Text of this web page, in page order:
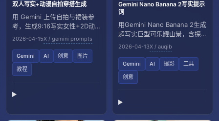
双人写实+动漫自拍穿搭生成
用 Gemini 上传自拍与裙装参
考，生成9:16写实女性+2D动
漫同款对比图。
2026-04-15X / gemini prompts
Gemini AI 创意
图片
教程
Gemini Nano Banana 2写实提示
词
用Gemini Nano Banana 2生成
超写实巨型可乐罐山景，含探
险者与冷色电影光效。提示覆
盖构图、质感与8K细节。
2026-04-13X / auqib
Gemini AI 摄影
工具
创意